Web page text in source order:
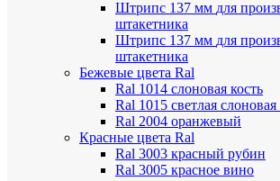
Штрипс 137 мм для
штакетника
Штрипс 137 мм для
штакетника
Бежевые цвета Ral
Ral 1014 слоновая кость
Ral 1015 светлая слоновая
Ral 2004 оранжевый
Красные цвета Ral
Ral 3003 красный рубин
Ral 3005 красное вино